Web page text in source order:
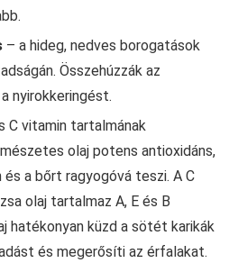
– a hideg, nedves borogatások
Összehúzzák az
nyirokkeringést.
C vitamin tartalmának
olaj potens antioxidáns,
a bőrt ragyogóvá teszi. A C
olaj tartalmaz A, E és B
hatékonyan küzd a sötét karikák
és megerősíti az érfalakat.